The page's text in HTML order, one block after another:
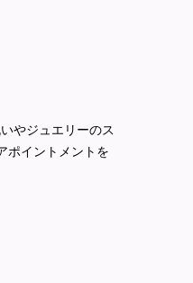
やジュエリーのス
ポイントメントを